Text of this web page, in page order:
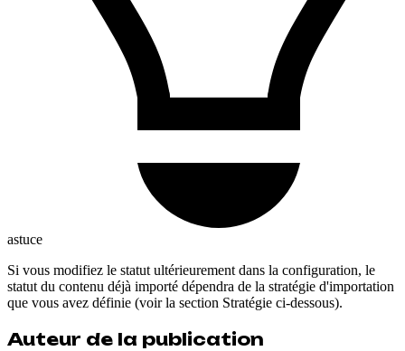
astuce
Si vous modifiez le statut ultérieurement dans la configuration, le
statut du contenu déjà importé dépendra de la stratégie d'importation
que vous avez définie (voir la section Stratégie ci-dessous).
Auteur de la publication